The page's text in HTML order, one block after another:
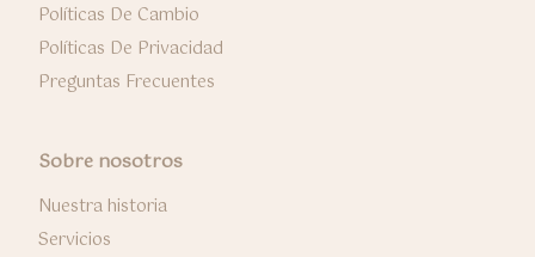
Políticas De Cambio
Políticas De Privacidad
Preguntas Frecuentes
Sobre nosotros
Nuestra historia
Servicios